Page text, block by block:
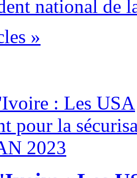
national de
»